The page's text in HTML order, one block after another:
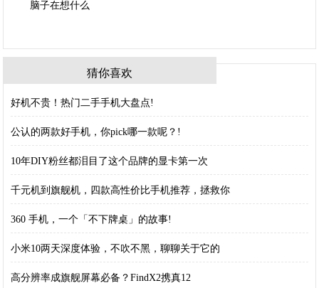
猜你喜欢
好机不贵！热门二手手机大盘点!
公认的两款好手机，你pick哪一款呢？!
10年DIY粉丝都泪目了这个品牌的显卡第一次
千元机到旗舰机，四款高性价比手机推荐，拯救你
360 手机，一个「不下牌桌」的故事!
小米10两天深度体验，不吹不黑，聊聊关于它的
高分辨率成旗舰屏幕必备？FindX2携真12